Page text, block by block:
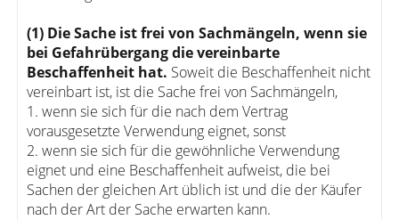
(1) Die Sache ist frei von Sachmängeln, wenn sie
bei Gefahrübergang die vereinbarte
Beschaffenheit hat. Soweit die Beschaffenheit nicht
vereinbart ist, ist die Sache frei von Sachmängeln,
1. wenn sie sich für die nach dem Vertrag
vorausgesetzte Verwendung eignet, sonst
2. wenn sie sich für die gewöhnliche Verwendung
eignet und eine Beschaffenheit aufweist, die bei
Sachen der gleichen Art üblich ist und die der Käufer
nach der Art der Sache erwarten kann.